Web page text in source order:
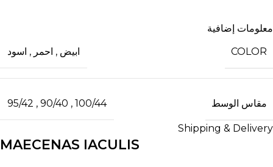
معلومات إضافية
COLOR
ابيض , احمر , اسود
مقاس الوسط 100/44
,
90/40
,
95/42
Shipping & Delivery
MAECENAS IACULIS